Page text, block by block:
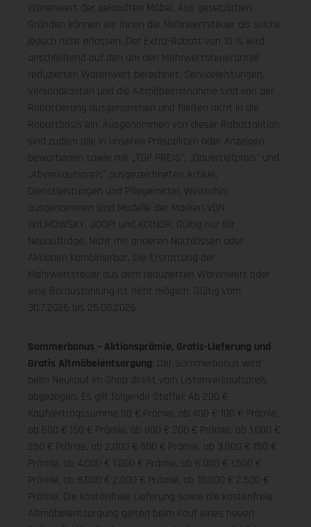
Warenwert der gekauften Möbel. Aus gesetzlichen
Gründen können wir Ihnen die Mehrwertsteuer als solche
jedoch nicht erlassen. Der Extra-Rabatt von 10 % wird
anschließend auf den um den Mehrwertsteueranteil
reduzierten Warenwert berechnet. Serviceleistungen,
Versandkosten und die Altmöbelmitnahme sind von der
Rabattierung ausgenommen und fließen nicht in die
Rabattbasis ein. Ausgenommen von dieser Rabattaktion
sind zudem alle in unseren Prospekten oder Anzeigen
beworbenen sowie mit „TOP PREIS", „Dauertiefpreis" und
„Abverkaufspreis" ausgezeichneten Artikel,
Dienstleistungen und Pflegemittel. Weiterhin
ausgenommen sind Modelle der Marken VON
WILMOWSKY, JOOP! und KOINOR. Gültig nur für
Neuaufträge. Nicht mit anderen Nachlässen oder
Aktionen kombinierbar. Die Erstattung der
Mehrwertsteuer aus dem reduzierten Warenwert oder
eine Barauszahlung ist nicht möglich. Gültig vom
30.7.2026 bis 25.08.2026
Sommerbonus – Aktionsprämie, Gratis-Lieferung und
Gratis Altmöbelentsorgung: Der Sommerbonus wird
beim Neukauf im Shop direkt vom Listenverkaufspreis
abgezogen. Es gilt folgende Staffel: Ab 200 €
Kaufvertragssumme 50 € Prämie, ab 400 € 100 € Prämie,
ab 600 € 150 € Prämie, ab 800 € 200 € Prämie, ab 1.000 €
250 € Prämie, ab 2.000 € 500 € Prämie, ab 3.000 € 750 €
Prämie, ab 4.000 € 1.000 € Prämie, ab 6.000 € 1.500 €
Prämie, ab 8.000 € 2.000 € Prämie, ab 10.000 € 2.500 €
Prämie. Die kostenfreie Lieferung sowie die kostenfreie
Altmöbelentsorgung gelten beim Kauf eines neuen